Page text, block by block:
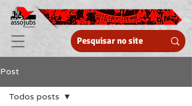
Post
Todos posts